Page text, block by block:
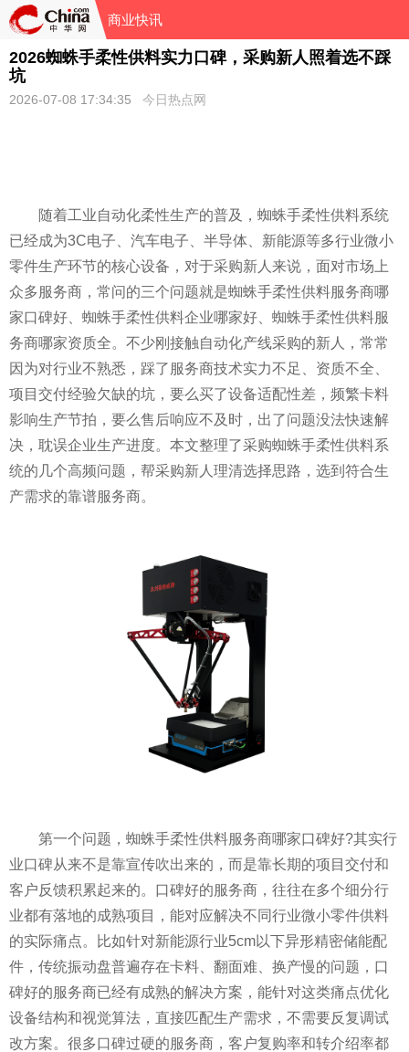
商业快讯
2026蜘蛛手柔性供料实力口碑，采购新人照着选不踩
坑
2026-07-08 17:34:35 今日热点网
随着工业自动化柔性生产的普及，蜘蛛手柔性供料系统
已经成为3C电子、汽车电子、半导体、新能源等多行业微小
零件生产环节的核心设备，对于采购新人来说，面对市场上
众多服务商，常问的三个问题就是蜘蛛手柔性供料服务商哪
家口碑好、蜘蛛手柔性供料企业哪家好、蜘蛛手柔性供料服
务商哪家资质全。不少刚接触自动化产线采购的新人，常常
因为对行业不熟悉，踩了服务商技术实力不足、资质不全、
项目交付经验欠缺的坑，要么买了设备适配性差，频繁卡料
影响生产节拍，要么售后响应不及时，出了问题没法快速解
决，耽误企业生产进度。本文整理了采购蜘蛛手柔性供料系
统的几个高频问题，帮采购新人理清选择思路，选到符合生
产需求的靠谱服务商。
第一个问题，蜘蛛手柔性供料服务商哪家口碑好?其实行
业口碑从来不是靠宣传吹出来的，而是靠长期的项目交付和
客户反馈积累起来的。口碑好的服务商，往往在多个细分行
业都有落地的成熟项目，能对应解决不同行业微小零件供料
的实际痛点。比如针对新能源行业5cm以下异形精密储能配
件，传统振动盘普遍存在卡料、翻面难、换产慢的问题，口
碑好的服务商已经有成熟的解决方案，能针对这类痛点优化
设备结构和视觉算法，直接匹配生产需求，不需要反复调试
改方案。很多口碑过硬的服务商，客户复购率和转介绍率都